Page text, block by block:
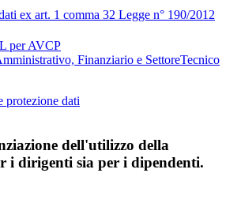
ex art. 1 comma 32 Legge n° 190/2012
per AVCP
Finanziario e SettoreTecnico
protezione dati
dell'utilizzo della
i dirigenti sia per i dipendenti.